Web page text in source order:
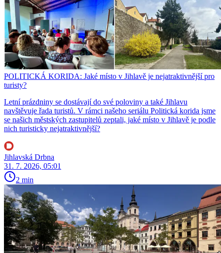
POLITICKÁ KORIDA: Jaké místo v Jihlavě je nejatraktivnější pro
turisty?
Letní prázdniny se dostávají do své poloviny a také Jihlavu
navštěvuje řada turistů. V rámci našeho seriálu Politická korida jsme
se našich městských zastupitelů zeptali, jaké místo v Jihlavě je podle
nich turisticky nejatraktivnější?
Jihlavská Drbna
31. 7. 2026, 05:01
2 min